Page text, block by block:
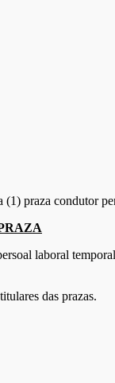
praza condutor
laboral
das prazas.